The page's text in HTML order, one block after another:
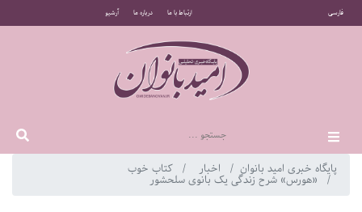
فارسی ارتباط با ما درباره ما آرشیو
پایگاه خبری امید بانوان اخبار کتاب خوب
«هورس» شرح زندگی یک بانوی سلحشور